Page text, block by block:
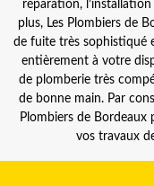
réparation,
plus, Les Plombiers de
de fuite très sophistiqué
entièrement à votre
de plomberie très
de bonne main. Par
Plombiers de Bordeaux
vos travaux